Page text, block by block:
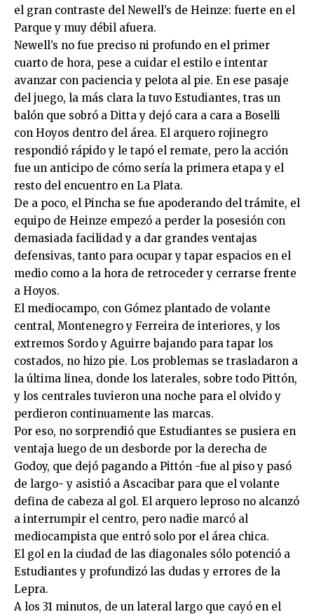
el gran contraste del Newell’s de Heinze: fuerte en el
Parque y muy débil afuera.
Newell’s no fue preciso ni profundo en el primer
cuarto de hora, pese a cuidar el estilo e intentar
avanzar con paciencia y pelota al pie. En ese pasaje
del juego, la más clara la tuvo Estudiantes, tras un
balón que sobró a Ditta y dejó cara a cara a Boselli
con Hoyos dentro del área. El arquero rojinegro
respondió rápido y le tapó el remate, pero la acción
fue un anticipo de cómo sería la primera etapa y el
resto del encuentro en La Plata.
De a poco, el Pincha se fue apoderando del trámite, el
equipo de Heinze empezó a perder la posesión con
demasiada facilidad y a dar grandes ventajas
defensivas, tanto para ocupar y tapar espacios en el
medio como a la hora de retroceder y cerrarse frente
a Hoyos.
El mediocampo, con Gómez plantado de volante
central, Montenegro y Ferreira de interiores, y los
extremos Sordo y Aguirre bajando para tapar los
costados, no hizo pie. Los problemas se trasladaron a
la última linea, donde los laterales, sobre todo Pittón,
y los centrales tuvieron una noche para el olvido y
perdieron continuamente las marcas.
Por eso, no sorprendió que Estudiantes se pusiera en
ventaja luego de un desborde por la derecha de
Godoy, que dejó pagando a Pittón -fue al piso y pasó
de largo- y asistió a Ascacibar para que el volante
defina de cabeza al gol. El arquero leproso no alcanzó
a interrumpir el centro, pero nadie marcó al
mediocampista que entró solo por el área chica.
El gol en la ciudad de las diagonales sólo potenció a
Estudiantes y profundizó las dudas y errores de la
Lepra.
A los 31 minutos, de un lateral largo que cayó en el